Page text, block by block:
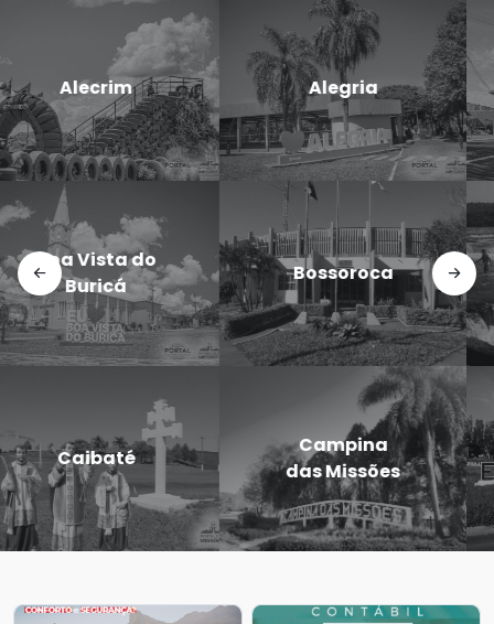
Candido
Godói
Cerro Largo
Dezesseis de
Novembro
Doutor
Maurício
Cardoso
Entre-Ijuís
Eugênio de
Castro